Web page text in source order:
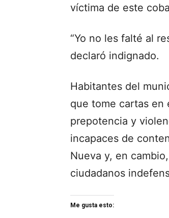
víctima de este
“Yo no les falté al
declaró indignado.
Habitantes del
que tome cartas en
prepotencia y
incapaces de
Nueva y, en
ciudadanos
Me gusta esto: